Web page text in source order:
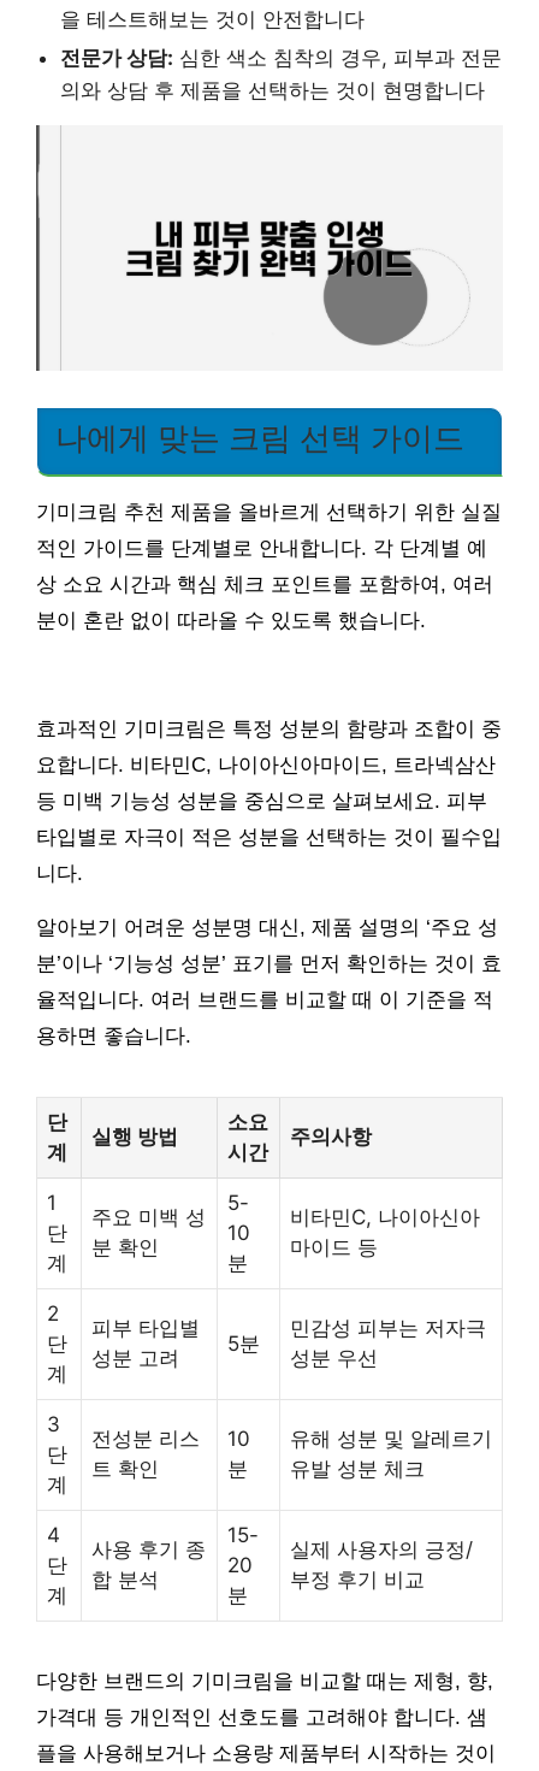
을 테스트해보는 것이 안전합니다
전문가 상담: 심한 색소 침착의 경우, 피부과 전문
의와 상담 후 제품을 선택하는 것이 현명합니다
나에게 맞는 크림 선택 가이드
기미크림 추천 제품을 올바르게 선택하기 위한 실질
적인 가이드를 단계별로 안내합니다. 각 단계별 예
상 소요 시간과 핵심 체크 포인트를 포함하여, 여러
분이 혼란 없이 따라올 수 있도록 했습니다.
효과적인 기미크림은 특정 성분의 함량과 조합이 중
요합니다. 비타민C, 나이아신아마이드, 트라넥삼산
등 미백 기능성 성분을 중심으로 살펴보세요. 피부
타입별로 자극이 적은 성분을 선택하는 것이 필수입
니다.
알아보기 어려운 성분명 대신, 제품 설명의 ‘주요 성
분’이나 ‘기능성 성분’ 표기를 먼저 확인하는 것이 효
율적입니다. 여러 브랜드를 비교할 때 이 기준을 적
용하면 좋습니다.
단
계
실행 방법
소요
시간
주의사항
1
단
계
주요 미백 성
분 확인
5-
10
분
비타민C, 나이아신아
마이드 등
2
단
계
피부 타입별
성분 고려
5분
민감성 피부는 저자극
성분 우선
3
단
계
전성분 리스
트 확인
10
분
유해 성분 및 알레르기
유발 성분 체크
4
단
계
사용 후기 종
합 분석
15-
20
분
실제 사용자의 긍정/
부정 후기 비교
다양한 브랜드의 기미크림을 비교할 때는 제형, 향,
가격대 등 개인적인 선호도를 고려해야 합니다. 샘
플을 사용해보거나 소용량 제품부터 시작하는 것이